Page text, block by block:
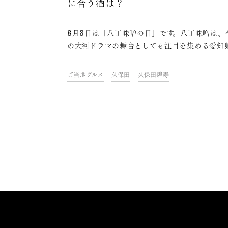
に合う酒は？
8月3日は「八丁味噌の日」です。八丁味噌は、
の大河ドラマの舞台としても注目を集める愛知
の味付けには欠かせない存在です。そんな八丁
についてや、八丁味噌を使ったグルメとそれに
ご当地グルメ 久保田 久保田碧寿